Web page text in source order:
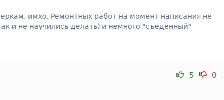
имхо. Ремонтных работ на момент написания не
и не научились делать) и немного "съеденный"
5 0